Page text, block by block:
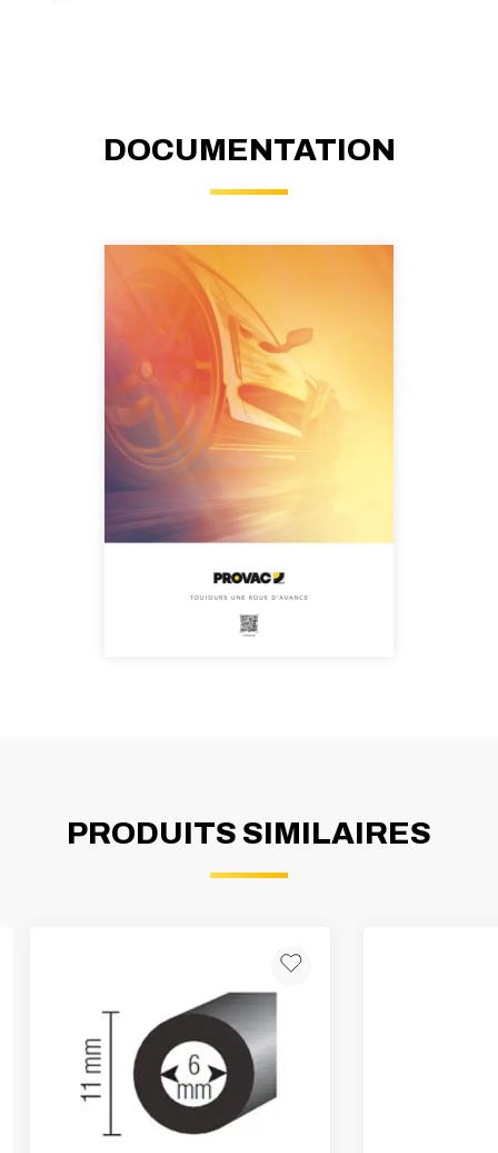
DOCUMENTATION
PRODUITS SIMILAIRES